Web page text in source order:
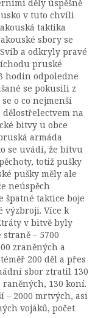
děly úspěšně
v tuto chvíli
taktika
sbory se
a odkryly pravé
pruské
hodin odpoledne
se pokusili z
o co nejmenší
na
bitvy u obce
armáda
se uvádí, že bitvu
totiž pušky
pušky měly ale
neúspěch
špatné taktice boje
výzbroji. Více k
v bitvě byly
– 5700
zraněných a
200 děl a přes
sbor ztratil 130
130 koní.
– 2000 mrtvých, asi
vojáků, počet